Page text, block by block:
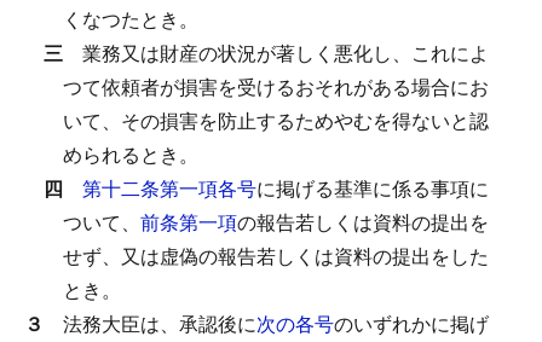
くなつたとき。
三 業務又は財産の状況が著しく悪化し、これによ
つて依頼者が損害を受けるおそれがある場合にお
いて、その損害を防止するためやむを得ないと認
められるとき。
四 第十二条第一項各号に掲げる基準に係る事項に
ついて、 前条第一項の報告若しくは資料の提出を
せず、又は虚偽の報告若しくは資料の提出をした
とき。
３ 法務大臣は、承認後に次の各号のいずれかに掲げ